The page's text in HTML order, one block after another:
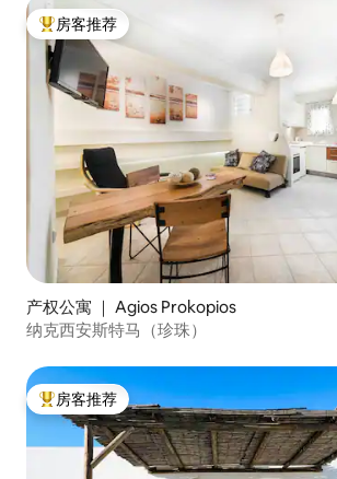
热门「房客推荐」
房客推荐
产权公寓 ｜ Agios Prokopios
纳克西安斯特马（珍珠）
热门「房客推荐」
房客推荐